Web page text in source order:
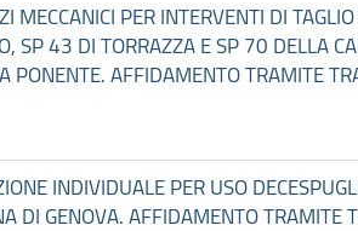
PER INTERVENTI DI TAGLIO
SP 43 DI TORRAZZA E SP 70 DELLA
PONENTE. AFFIDAMENTO TRAMITE
INDIVIDUALE PER USO
DI GENOVA. AFFIDAMENTO TRAMITE